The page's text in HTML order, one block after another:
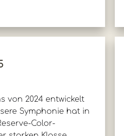
von 2024 entwickelt
Symphonie hat in
Color-